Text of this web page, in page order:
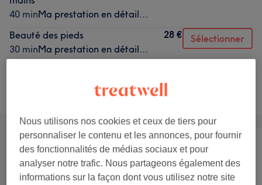
40 minMa prestation en détail...
Beauté des pieds
30 minMa prestation en détail...
28 € Sélectionner
Ce n'est pas ce que vous recherchiez ?
Recherchez dans notre liste de prestations
Tout
Manucure et
Beauté des pieds
Épilation
Nous utilisons nos cookies et ceux de tiers pour
personnaliser le contenu et les annonces, pour fournir
des fonctionnalités de médias sociaux et pour
analyser notre trafic. Nous partageons également des
informations sur la façon dont vous utilisez notre site